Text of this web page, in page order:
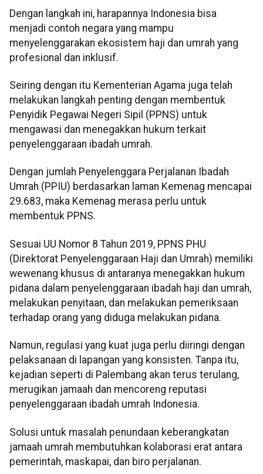
Dengan langkah ini, harapannya Indonesia bisa
menjadi contoh negara yang mampu
menyelenggarakan ekosistem haji dan umrah yang
profesional dan inklusif.
Seiring dengan itu Kementerian Agama juga telah
melakukan langkah penting dengan membentuk
Penyidik Pegawai Negeri Sipil (PPNS) untuk
mengawasi dan menegakkan hukum terkait
penyelenggaraan ibadah umrah.
Dengan jumlah Penyelenggara Perjalanan Ibadah
Umrah (PPIU) berdasarkan laman Kemenag mencapai
29.683, maka Kemenag merasa perlu untuk
membentuk PPNS.
Sesuai UU Nomor 8 Tahun 2019, PPNS PHU
(Direktorat Penyelenggaraan Haji dan Umrah) memiliki
wewenang khusus di antaranya menegakkan hukum
pidana dalam penyelenggaraan ibadah haji dan umrah,
melakukan penyitaan, dan melakukan pemeriksaan
terhadap orang yang diduga melakukan pidana.
Namun, regulasi yang kuat juga perlu diiringi dengan
pelaksanaan di lapangan yang konsisten. Tanpa itu,
kejadian seperti di Palembang akan terus terulang,
merugikan jamaah dan mencoreng reputasi
penyelenggaraan ibadah umrah Indonesia.
Solusi untuk masalah penundaan keberangkatan
jamaah umrah membutuhkan kolaborasi erat antara
pemerintah, maskapai, dan biro perjalanan.